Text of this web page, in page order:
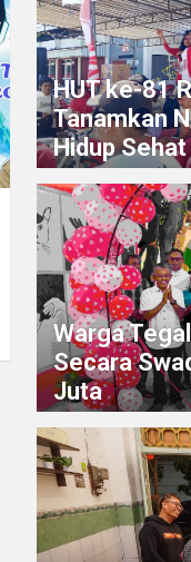
HUT ke-81
Tanamkan
Hidup Sehat
Warga
Secara
Juta